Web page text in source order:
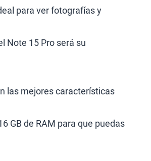
para ver fotografías y
Note 15 Pro será su
las mejores características
GB de RAM para que puedas